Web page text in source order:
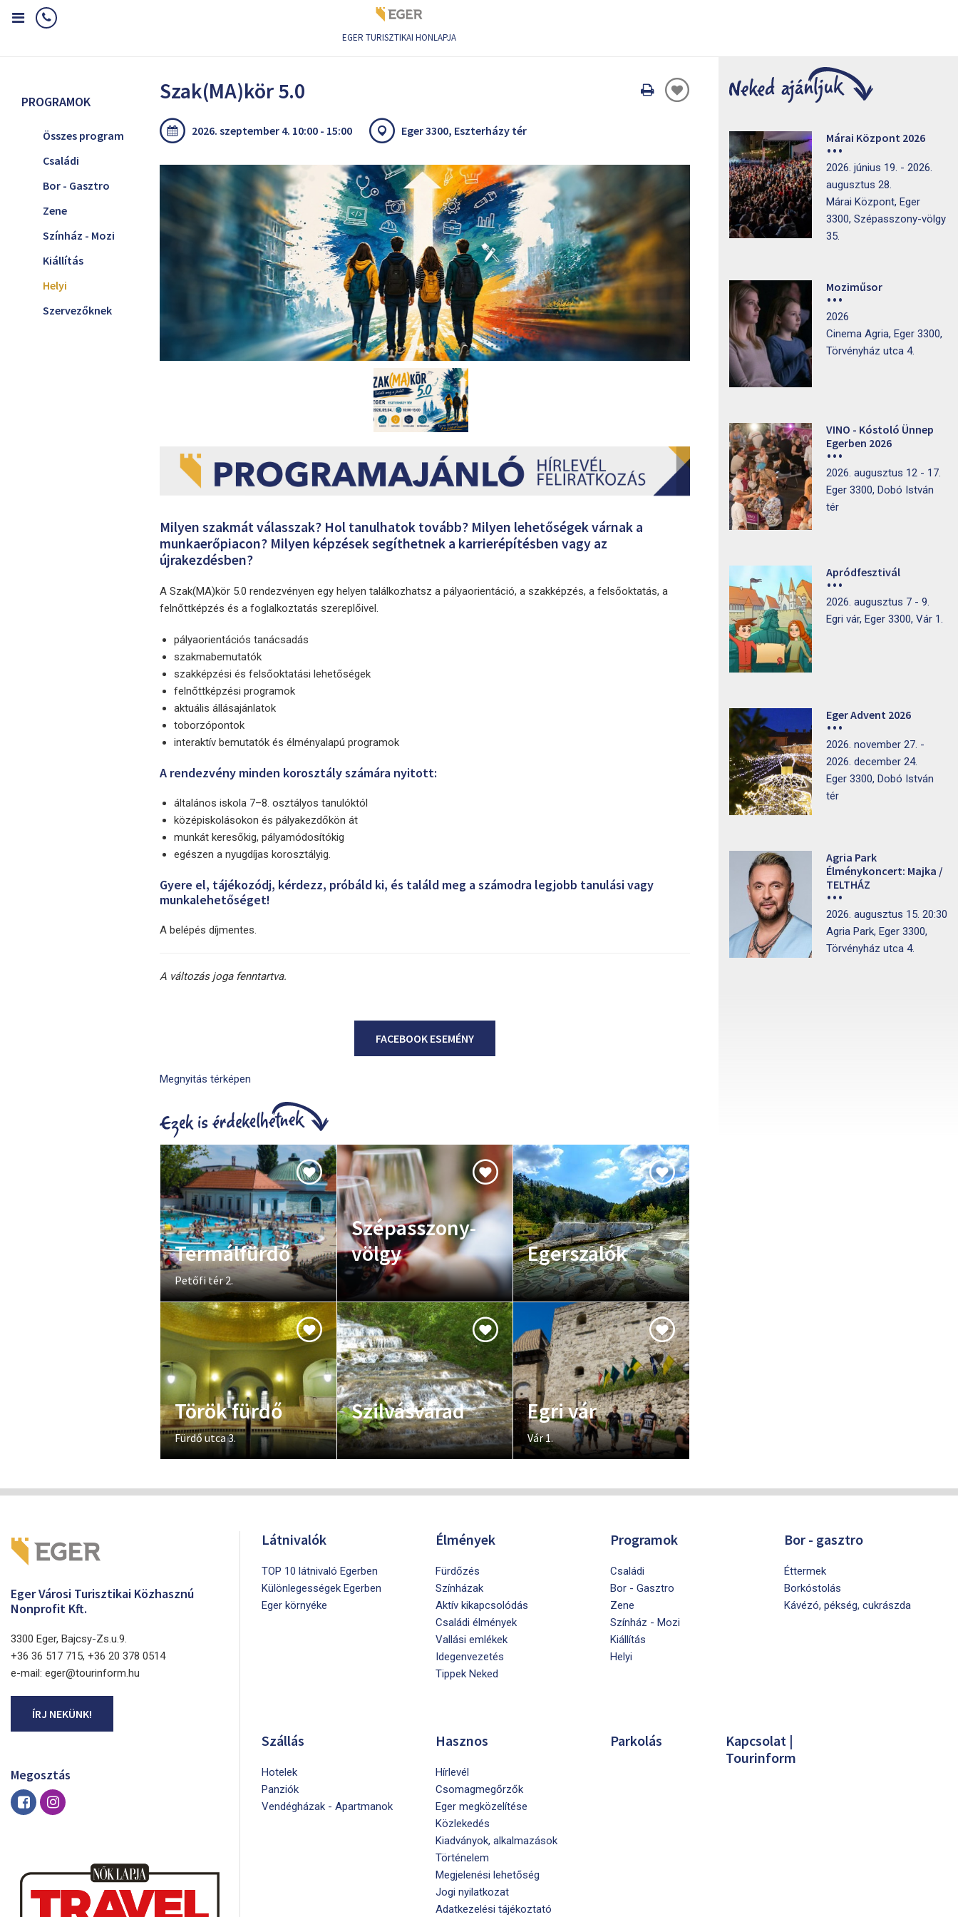
EGER TURISZTIKAI HONLAPJA
PROGRAMOK
Összes program
Családi
Bor - Gasztro
Zene
Színház - Mozi
Kiállítás
Helyi
Szervezőknek
Szak(MA)kör 5.0
Oldal
2026. szeptember 4. 10:00 - 15:00 Eger 3300, Eszterházy tér
Milyen szakmát válasszak? Hol tanulhatok tovább? Milyen lehetőségek várnak a
munkaerőpiacon? Milyen képzések segíthetnek a karrierépítésben vagy az
újrakezdésben?
A Szak(MA)kör 5.0 rendezvényen egy helyen találkozhatsz a pályaorientáció, a szakképzés, a felsőoktatás, a
felnőttképzés és a foglalkoztatás szereplőivel.
pályaorientációs tanácsadás
szakmabemutatók
szakképzési és felsőoktatási lehetőségek
felnőttképzési programok
aktuális állásajánlatok
toborzópontok
interaktív bemutatók és élményalapú programok
A rendezvény minden korosztály számára nyitott:
általános iskola 7–8. osztályos tanulóktól
középiskolásokon és pályakezdőkön át
munkát keresőkig, pályamódosítókig
egészen a nyugdíjas korosztályig.
Gyere el, tájékozódj, kérdezz, próbáld ki, és találd meg a számodra legjobb tanulási vagy
munkalehetőséget!
A belépés díjmentes.
A változás joga fenntartva.
FACEBOOK ESEMÉNY
Megnyitás térképen
Termálfürdő
Petőfi tér 2.
Szépasszony-
völgy
Egerszalók
Török fürdő
Fürdő utca 3.
Szilvásvárad Egri vár
Vár 1.
Márai Központ 2026
2026. június 19. - 2026.
augusztus 28.
Márai Központ, Eger
3300, Szépasszony-völgy
35.
Moziműsor
2026
Cinema Agria, Eger 3300,
Törvényház utca 4.
VINO - Kóstoló Ünnep
Egerben 2026
2026. augusztus 12 - 17.
Eger 3300, Dobó István
tér
Apródfesztivál
2026. augusztus 7 - 9.
Egri vár, Eger 3300, Vár 1.
Eger Advent 2026
2026. november 27. -
2026. december 24.
Eger 3300, Dobó István
tér
Agria Park
Élménykoncert: Majka /
TELTHÁZ
2026. augusztus 15. 20:30
Agria Park, Eger 3300,
Törvényház utca 4.
Eger Városi Turisztikai Közhasznú
Nonprofit Kft.
3300 Eger, Bajcsy-Zs.u.9.
+36 36 517 715, +36 20 378 0514
e-mail: eger@tourinform.hu
ÍRJ NEKÜNK!
Megosztás
Látnivalók
TOP 10 látnivaló Egerben
Különlegességek Egerben
Eger környéke
Élmények
Fürdőzés
Színházak
Aktív kikapcsolódás
Családi élmények
Vallási emlékek
Idegenvezetés
Tippek Neked
Programok
Családi
Bor - Gasztro
Zene
Színház - Mozi
Kiállítás
Helyi
Bor - gasztro
Éttermek
Borkóstolás
Kávézó, pékség, cukrászda
Szállás
Hotelek
Panziók
Vendégházak - Apartmanok
Hasznos
Hírlevél
Csomagmegőrzők
Eger megközelítése
Közlekedés
Kiadványok, alkalmazások
Történelem
Megjelenési lehetőség
Jogi nyilatkozat
Adatkezelési tájékoztató
Parkolás
Kapcsolat |
Tourinform